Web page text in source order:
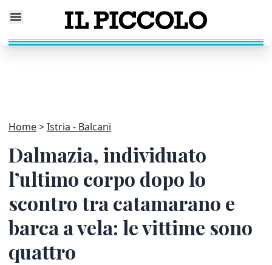
Home Istria - Balcani
Dalmazia, individuato
l’ultimo corpo dopo lo
scontro tra catamarano e
barca a vela: le vittime sono
quattro